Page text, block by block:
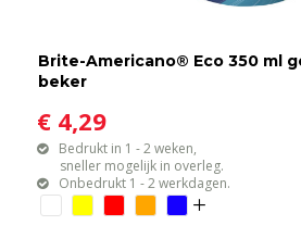
Brite-Americano® Eco 350 ml
beker
€ 4,29
Bedrukt in 1 - 2 weken,
sneller mogelijk in overleg.
Onbedrukt 1 - 2 werkdagen.